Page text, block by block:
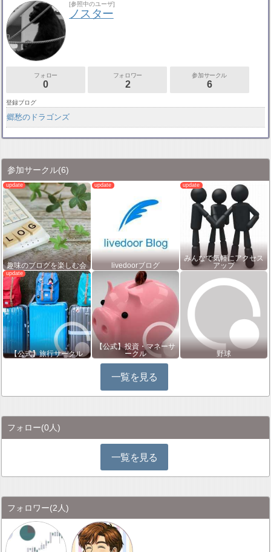
[参照中のユーザ]
ノスター
フォロー
0
フォロワー
2
参加サークル
6
登録ブログ
郷愁のドラゴンズ
参加サークル(6)
趣味のブログを楽しむ会 livedoorブログ
みんなで気軽にアクセス
アップ
【公式】旅行サークル
【公式】投資・マネーサ
ークル
野球
一覧を見る
フォロー(0人)
一覧を見る
フォロワー(2人)